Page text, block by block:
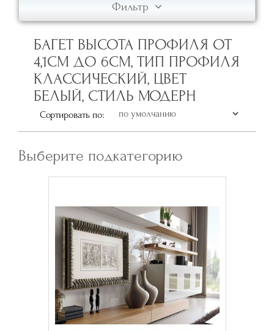
Фильтр
БАГЕТ ВЫСОТА ПРОФИЛЯ ОТ
4,1СМ ДО 6СМ, ТИП ПРОФИЛЯ
КЛАССИЧЕСКИЙ, ЦВЕТ
БЕЛЫЙ, СТИЛЬ МОДЕРН
Сортировать по:
Выберите подкатегорию